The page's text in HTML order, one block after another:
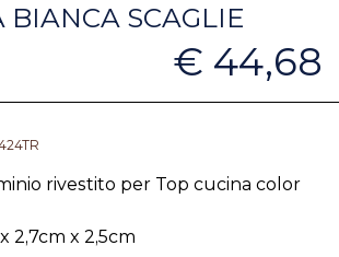
SCAGLIE
€ 44,68
rivestito per Top cucina color
2,7cm x 2,5cm